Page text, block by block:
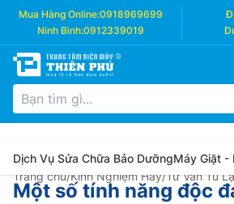
Mua Hàng Online:0918969699
Ninh Bình:0912339019
Dịch Vụ Sửa Chữa Bảo DưỡngMáy Giặt -
Trang chủ/Kinh Nghiệm Hay/Tư Vấn Tủ
Một số tính năng độc